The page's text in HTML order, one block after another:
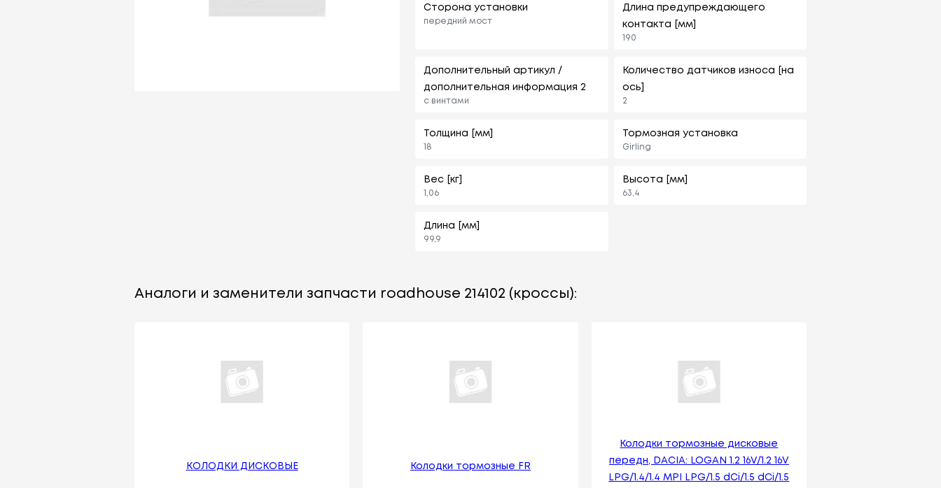
Сторона установки
передний мост
Длина предупреждающего
контакта [мм]
190
Дополнительный артикул /
дополнительная информация 2
с винтами
Количество датчиков износа [на
ось]
2
Толщина [мм]
18
Тормозная установка
Girling
Вес [кг]
1,06
Высота [мм]
63,4
Длина [мм]
99,9
Аналоги и заменители запчасти roadhouse 214102 (кроссы):
КОЛОДКИ ДИСКОВЫЕ Колодки тормозные FR
Колодки тормозные дисковые
передн, DACIA: LOGAN 1.2 16V/1.2 16V
LPG/1.4/1.4 MPI LPG/1.5 dCi/1.5 dCi/1.5